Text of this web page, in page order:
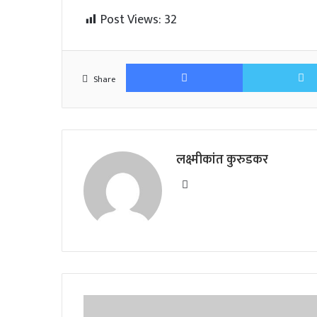
Post Views: 32
Share
Facebook
लक्ष्मीकांत कुरुडकर
Website